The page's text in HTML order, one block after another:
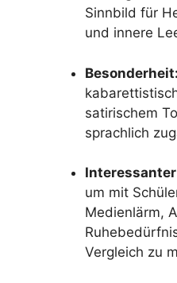
Sinnbild für
und innere
Besonderheit:
satirischem
sprachlich
um mit
Medienlärm,
Vergleich zu